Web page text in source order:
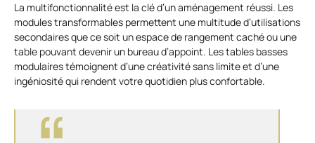
La multifonctionnalité est la clé d’un aménagement réussi. Les
modules transformables permettent une multitude d’utilisations
secondaires que ce soit un espace de rangement caché ou une
table pouvant devenir un bureau d’appoint. Les tables basses
modulaires témoignent d’une créativité sans limite et d’une
ingéniosité qui rendent votre quotidien plus confortable.